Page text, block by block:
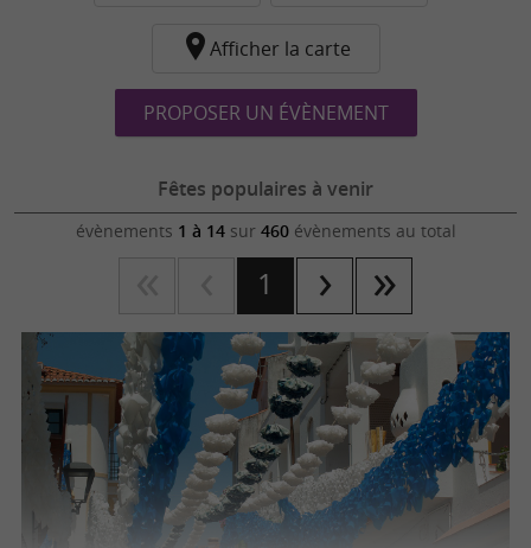
Afficher la carte
PROPOSER UN ÉVÈNEMENT
Fêtes populaires à venir
évènements 1 à 14sur 460évènements au total
1